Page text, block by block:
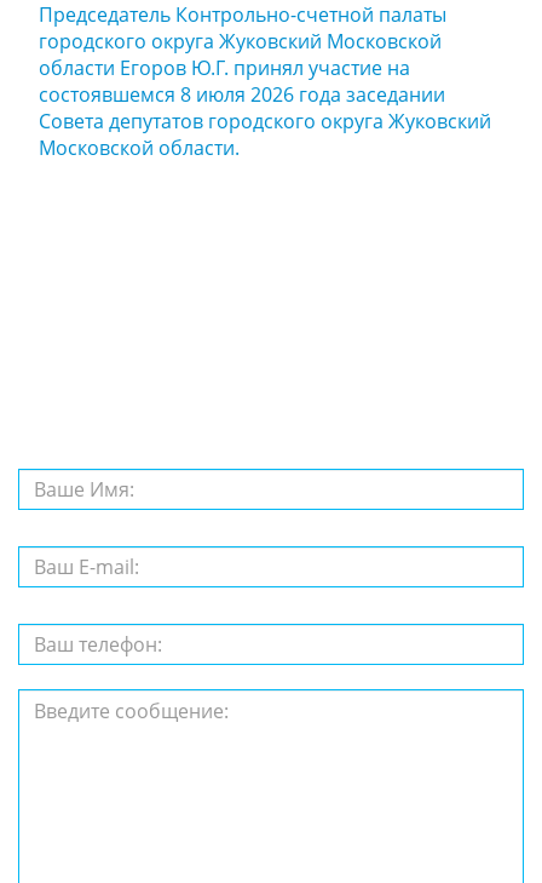
Председатель Контрольно-счетной палаты
городского округа Жуковский Московской
области Егоров Ю.Г. принял участие на
состоявшемся 8 июля 2026 года заседании
Совета депутатов городского округа Жуковский
Московской области.